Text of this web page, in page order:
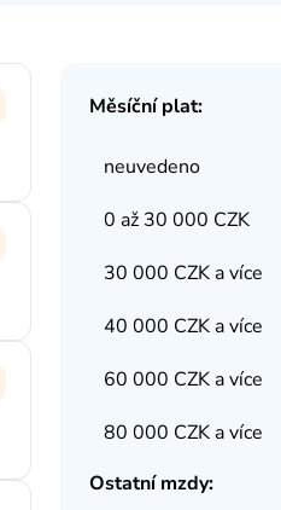
Měsíční plat:
neuvedeno
0 až 30 000 CZK
30 000 CZK a více
40 000 CZK a více
60 000 CZK a více
80 000 CZK a více
Ostatní mzdy: